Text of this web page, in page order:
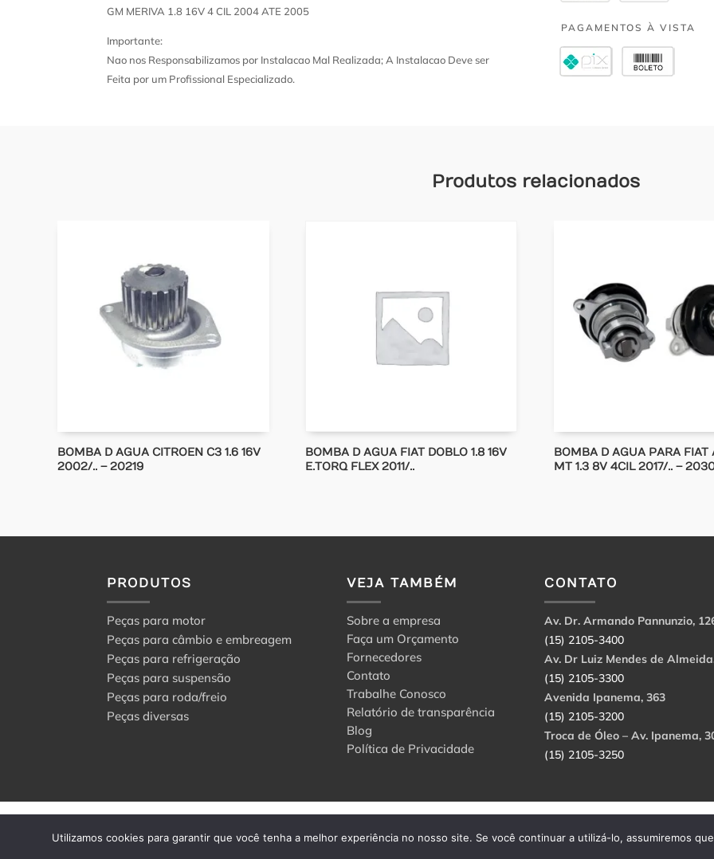
GM MERIVA 1.8 16V 4 CIL 2004 ATE 2005
Importante:
Nao nos Responsabilizamos por Instalacao Mal Realizada; A Instalacao Deve ser
Feita por um Profissional Especializado.
PAGAMENTOS À VISTA
Produtos relacionados
BOMBA D AGUA CITROEN C3 1.6 16V
2002/.. – 20219
BOMBA D AGUA FIAT DOBLO 1.8 16V
E.TORQ FLEX 2011/..
BOMBA D AGUA PARA FIAT
MT 1.3 8V 4CIL 2017/.. –
PRODUTOS
Peças para motor
Peças para câmbio e embreagem
Peças para refrigeração
Peças para suspensão
Peças para roda/freio
Peças diversas
VEJA TAMBÉM
Sobre a empresa
Faça um Orçamento
Fornecedores
Contato
Trabalhe Conosco
Relatório de transparência
Blog
Política de Privacidade
CONTATO
Av. Dr. Armando Pannunzio,
(15) 2105-3400
Av. Dr Luiz Mendes de
(15) 2105-3300
Avenida Ipanema, 363
(15) 2105-3200
Troca de Óleo – Av. Ipanema,
(15) 2105-3250
Todos os direitos reservados.
Utilizamos cookies para garantir que você tenha a melhor experiência no nosso site. Se você continuar a utilizá-lo, assumiremos